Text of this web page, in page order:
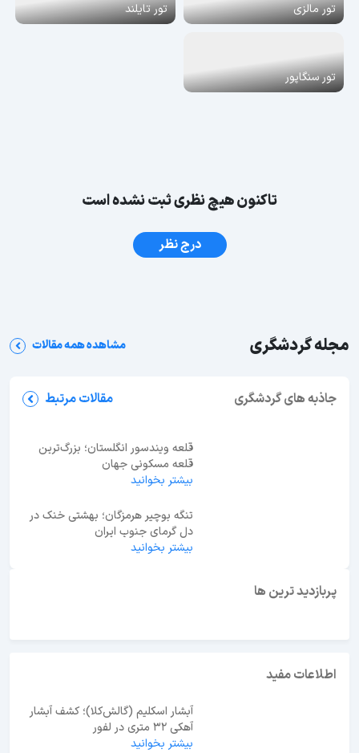
تور مالزی تور تایلند
تور سنگاپور
تاکنون هیچ نظری ثبت نشده است
درج نظر
مجله گردشگری مشاهده همه مقالات
جاذبه های گردشگری مقالات مرتبط
آدرس
قلعه ویندسور انگلستان؛ بزرگ‌ترین
قلعه مسکونی جهان
بیشتر بخوانید
تنگه بوچیر هرمزگان؛ بهشتی خنک در
دل گرمای جنوب ایران
بیشتر بخوانید
پربازدید ترین ها
امارات
اطلاعات مفید
آبشار اسکلیم (گالش‌کلا)؛ کشف آبشار
آهکی ۳۲ متری در لفور
بیشتر بخوانید